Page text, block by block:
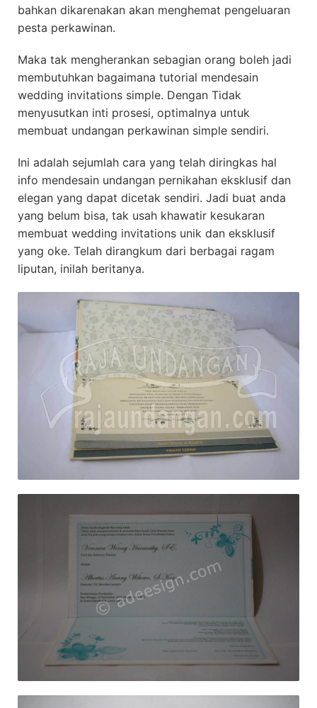
bahkan dikarenakan akan menghemat pengeluaran
pesta perkawinan.
Maka tak mengherankan sebagian orang boleh jadi
membutuhkan bagaimana tutorial mendesain
wedding invitations simple. Dengan Tidak
menyusutkan inti prosesi, optimalnya untuk
membuat undangan perkawinan simple sendiri.
Ini adalah sejumlah cara yang telah diringkas hal
info mendesain undangan pernikahan eksklusif dan
elegan yang dapat dicetak sendiri. Jadi buat anda
yang belum bisa, tak usah khawatir kesukaran
membuat wedding invitations unik dan eksklusif
yang oke. Telah dirangkum dari berbagai ragam
liputan, inilah beritanya.